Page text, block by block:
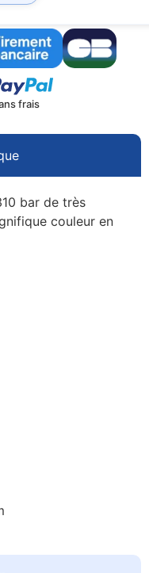
frais
bar de très
couleur en